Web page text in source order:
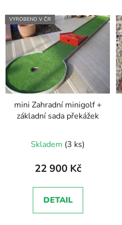
VYROBENO V ČR
mini Zahradní minigolf +
základní sada překážek
Skladem (3 ks)
22 900 Kč
DETAIL